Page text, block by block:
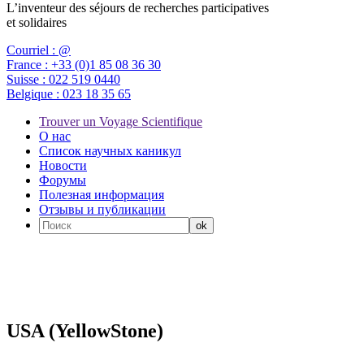
L’inventeur des séjours de recherches participatives
et solidaires
Courriel : @
France : +33 (0)1 85 08 36 30
Suisse : 022 519 0440
Belgique : 023 18 35 65
Trouver un Voyage Scientifique
О нас
Список научных каникул
Новости
Форумы
Полезная информация
Отзывы и публикации
USA (YellowStone)